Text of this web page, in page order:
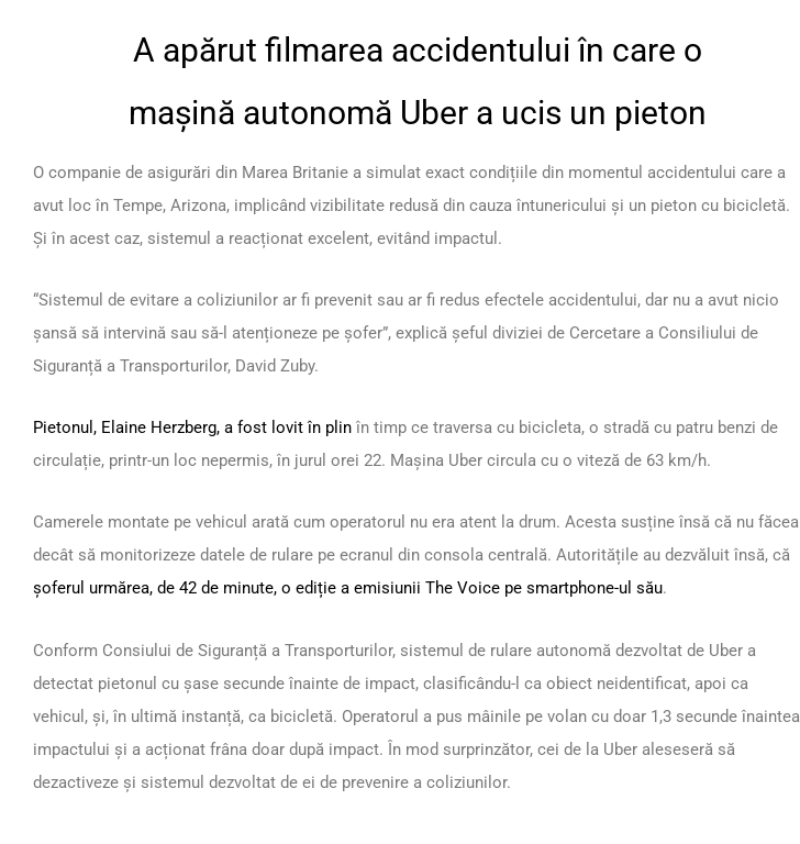
A apărut filmarea accidentului în care o
mașină autonomă Uber a ucis un pieton
O companie de asigurări din Marea Britanie a simulat exact condițiile din momentul accidentului care a
avut loc în Tempe, Arizona, implicând vizibilitate redusă din cauza întunericului și un pieton cu bicicletă.
Și în acest caz, sistemul a reacționat excelent, evitând impactul.
“Sistemul de evitare a coliziunilor ar fi prevenit sau ar fi redus efectele accidentului, dar nu a avut nicio
șansă să intervină sau să-l atenționeze pe șofer”, explică șeful diviziei de Cercetare a Consiliului de
Siguranță a Transporturilor, David Zuby.
Pietonul, Elaine Herzberg, a fost lovit în plin în timp ce traversa cu bicicleta, o stradă cu patru benzi de
circulație, printr-un loc nepermis, în jurul orei 22. Mașina Uber circula cu o viteză de 63 km/h.
Camerele montate pe vehicul arată cum operatorul nu era atent la drum. Acesta susține însă că nu făcea
decât să monitorizeze datele de rulare pe ecranul din consola centrală. Autoritățile au dezvăluit însă, că
șoferul urmărea, de 42 de minute, o ediție a emisiunii The Voice pe smartphone-ul său.
Conform Consiului de Siguranță a Transporturilor, sistemul de rulare autonomă dezvoltat de Uber a
detectat pietonul cu șase secunde înainte de impact, clasificându-l ca obiect neidentificat, apoi ca
vehicul, și, în ultimă instanță, ca bicicletă. Operatorul a pus mâinile pe volan cu doar 1,3 secunde înaintea
impactului și a acționat frâna doar după impact. În mod surprinzător, cei de la Uber aleseseră să
dezactiveze și sistemul dezvoltat de ei de prevenire a coliziunilor.